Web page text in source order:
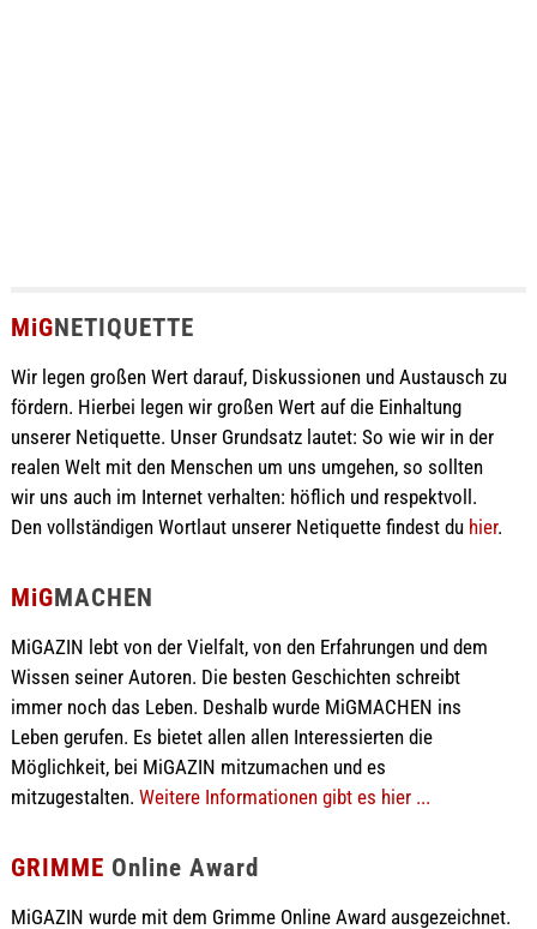
MiGNETIQUETTE
Wir legen großen Wert darauf, Diskussionen und Austausch zu
fördern. Hierbei legen wir großen Wert auf die Einhaltung
unserer Netiquette. Unser Grundsatz lautet: So wie wir in der
realen Welt mit den Menschen um uns umgehen, so sollten
wir uns auch im Internet verhalten: höflich und respektvoll.
Den vollständigen Wortlaut unserer Netiquette findest du hier.
MiGMACHEN
MiGAZIN lebt von der Vielfalt, von den Erfahrungen und dem
Wissen seiner Autoren. Die besten Geschichten schreibt
immer noch das Leben. Deshalb wurde MiGMACHEN ins
Leben gerufen. Es bietet allen allen Interessierten die
Möglichkeit, bei MiGAZIN mitzumachen und es
mitzugestalten. Weitere Informationen gibt es hier ...
GRIMME Online Award
MiGAZIN wurde mit dem Grimme Online Award ausgezeichnet.